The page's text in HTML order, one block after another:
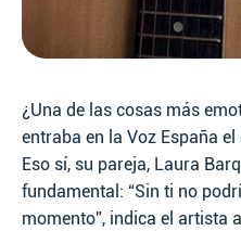
¿Una de las cosas más
entraba en la Voz España
Eso sí, su pareja, Laura
fundamental: “Sin ti no
momento”, indica el artista